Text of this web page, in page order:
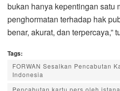
bukan hanya kepentingan satu
penghormatan terhadap hak
benar, akurat, dan terpercaya,”
Tags:
FORWAN Sesalkan Pencabutan
Indonesia